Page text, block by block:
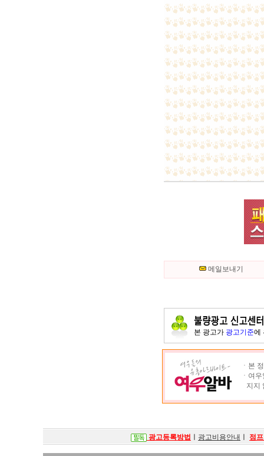
메일보내기
본 광고가 광고기준에
ㆍ본
ㆍ여
지지
광고등록방법 광고비용안내 점